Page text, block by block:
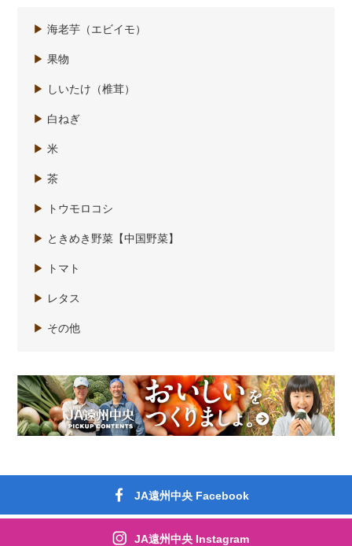
▶ 海老芋（エビイモ）
▶ 果物
▶ しいたけ（椎茸）
▶ 白ねぎ
▶ 米
▶ 茶
▶ トウモロコシ
▶ ときめき野菜【中国野菜】
▶ トマト
▶ レタス
▶ その他
JA遠州中央 Facebook
JA遠州中央 Instagram